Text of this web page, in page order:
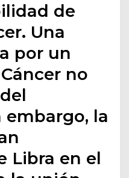
de
Una
por un
no
embargo, la
Libra en el